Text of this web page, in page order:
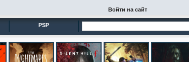
Войти на сайт
PSP